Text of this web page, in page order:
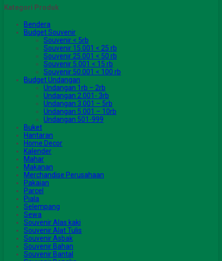
Kategori Produk
Bendera
Budget Souvenir
Souvenir < 5rb
Souvenir 15.001 < 25 rb
Souvenir 25.001 < 50 rb
Souvenir 5.001 < 15 rb
Souvenir 50.001 < 100 rb
Budget Undangan
Undangan 1rb – 2rb
Undangan 2.001- 3rb
Undangan 3.001 – 5rb
Undangan 5.001 – 10rb
Undangan 501-999
Buket
Hantaran
Home Decor
Kalender
Mahar
Makanan
Merchandise Perusahaan
Pakaian
Parcel
Piala
Selempang
Sewa
Souvenir Alas kaki
Souvenir Alat Tulis
Souvenir Asbak
Souvenir Bahan
Souvenir Bantal